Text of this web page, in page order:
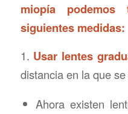
miopía
siguientes medidas:
1. Usar lentes
distancia en la que
Ahora existen